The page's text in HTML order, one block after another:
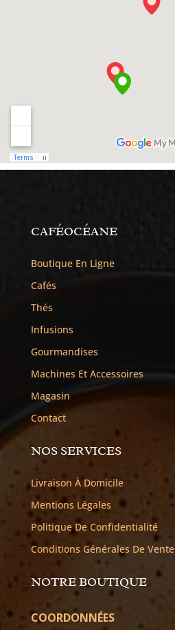
CAFÉOCÉANE
Boutique En Ligne
Cafés
Thés
Infusions
Gourmandises
Machines Et Accessoires
Magasin
Contact
NOS SERVICES
Livraison À Domicile
Mentions Légales
Politique De Confidentialité
Conditions Générales De Vente
NOTRE BOUTIQUE
COORDONNÉES